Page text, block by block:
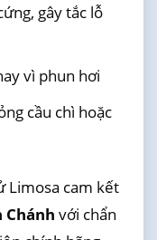
gây tắc lỗ
vì phun hơi
cầu chì hoặc
Limosa cam kết
với chẩn